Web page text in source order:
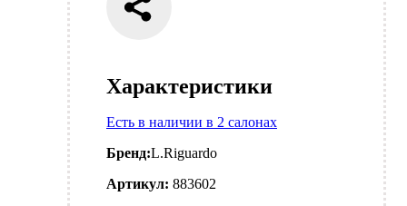
Характеристики
Есть в наличии в 2 салонах
Бренд:L.Riguardo
Артикул: 883602